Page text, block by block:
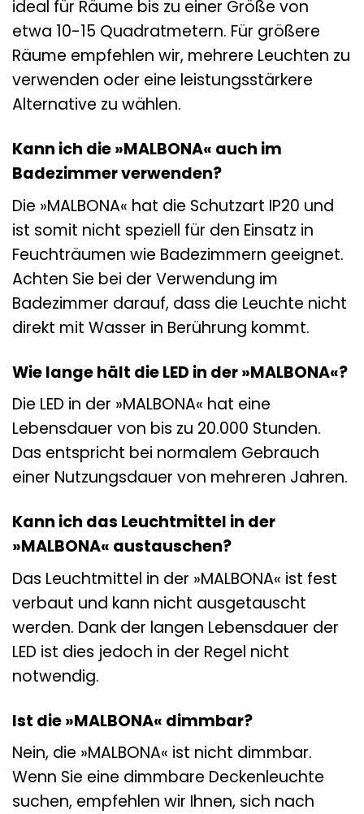
ideal für Räume bis zu einer Größe von
etwa 10-15 Quadratmetern. Für größere
Räume empfehlen wir, mehrere Leuchten zu
verwenden oder eine leistungsstärkere
Alternative zu wählen.
Kann ich die »MALBONA« auch im
Badezimmer verwenden?
Die »MALBONA« hat die Schutzart IP20 und
ist somit nicht speziell für den Einsatz in
Feuchträumen wie Badezimmern geeignet.
Achten Sie bei der Verwendung im
Badezimmer darauf, dass die Leuchte nicht
direkt mit Wasser in Berührung kommt.
Wie lange hält die LED in der »MALBONA«?
Die LED in der »MALBONA« hat eine
Lebensdauer von bis zu 20.000 Stunden.
Das entspricht bei normalem Gebrauch
einer Nutzungsdauer von mehreren Jahren.
Kann ich das Leuchtmittel in der
»MALBONA« austauschen?
Das Leuchtmittel in der »MALBONA« ist fest
verbaut und kann nicht ausgetauscht
werden. Dank der langen Lebensdauer der
LED ist dies jedoch in der Regel nicht
notwendig.
Ist die »MALBONA« dimmbar?
Nein, die »MALBONA« ist nicht dimmbar.
Wenn Sie eine dimmbare Deckenleuchte
suchen, empfehlen wir Ihnen, sich nach